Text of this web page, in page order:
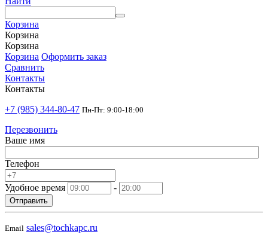
Корзина
Корзина
Корзина
Корзина Оформить заказ
Сравнить
Контакты
Контакты
+7 (985) 344-80-47 Пн-Пт: 9:00-18:00
Перезвонить
Ваше имя
Телефон
Удобное время -
Отправить
Email sales@tochkapc.ru